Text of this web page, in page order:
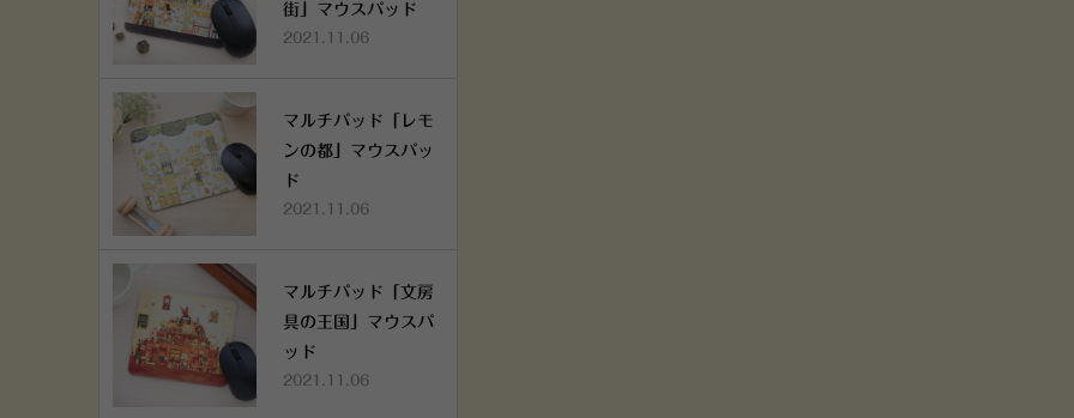
街」マウスパッド
2021.11.06
マルチパッド「レモ
ンの都」マウスパッ
ド
2021.11.06
マルチパッド「文房
具の王国」マウスパ
ッド
2021.11.06